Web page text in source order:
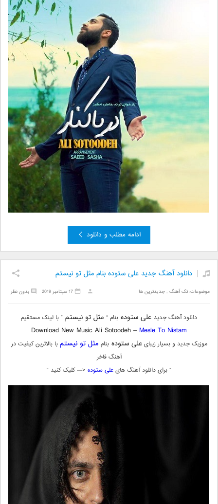
ادامه مطلب و دانلود
دانلود آهنگ جدید علی ستوده بنام مثل تو نیستم
موضوعات:تک آهنگ ,جدیدترین ها بدون نظر 17 سپتامبر 2019
دانلود آهنگ جدید علی ستوده بنام “ مثل تو نیستم ” با لینک مستقیم
Download New Music Ali Sotoodeh – Mesle To Nistam
موزیک جدید و بسیار زیبایعلی ستودهبنام مثل تو نیستمبا بالاترین کیفیت در
آهنگ فاخر
” برای دانلود آهنگ هایعلی ستوده <— کلیک کنید “